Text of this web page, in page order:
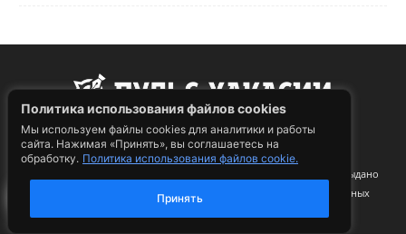
Политика использования файлов cookies
Мы используем файлы cookies для аналитики и работы
сайта. Нажимая «Принять», вы соглашаетесь на
обработку. Политика использования файлов cookie.
Принять
серия Эл № ФС77-75058 от 22.02.2019 выдано
Федеральной службой по надзору в сфере связи, информационных
Учредитель СМИ:ООО «Пульс Хакасии»